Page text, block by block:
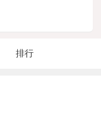
排行